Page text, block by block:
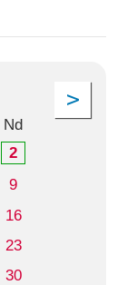
Nd
2
9
16
23
30